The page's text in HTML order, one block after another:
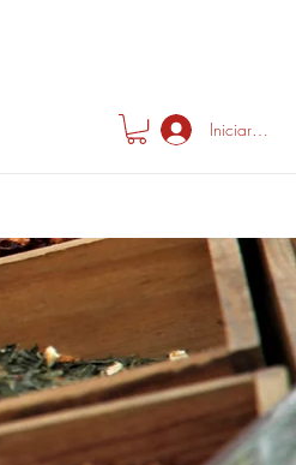
Iniciar